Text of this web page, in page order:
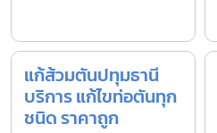
แก้ส้วมตันปทุมธานี
บริการ แก้ไขท่อตันทุก
ชนิด ราคาถูก